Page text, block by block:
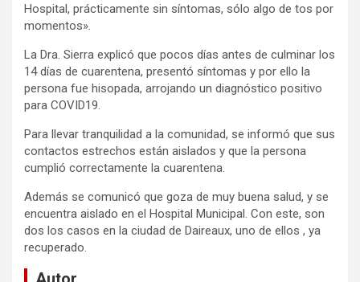
Hospital, prácticamente sin síntomas, sólo algo de tos por
momentos».
La Dra. Sierra explicó que pocos días antes de culminar los
14 días de cuarentena, presentó síntomas y por ello la
persona fue hisopada, arrojando un diagnóstico positivo
para COVID19.
Para llevar tranquilidad a la comunidad, se informó que sus
contactos estrechos están aislados y que la persona
cumplió correctamente la cuarentena.
Además se comunicó que goza de muy buena salud, y se
encuentra aislado en el Hospital Municipal. Con este, son
dos los casos en la ciudad de Daireaux, uno de ellos , ya
recuperado.